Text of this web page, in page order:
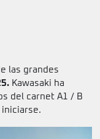
las grandes
Kawasaki ha
del carnet A1 / B